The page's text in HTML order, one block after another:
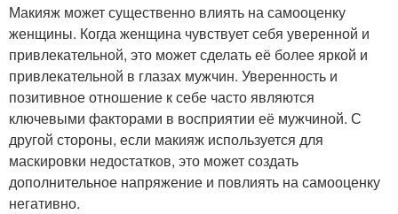
Макияж может существенно влиять на самооценку
женщины. Когда женщина чувствует себя уверенной и
привлекательной, это может сделать её более яркой и
привлекательной в глазах мужчин. Уверенность и
позитивное отношение к себе часто являются
ключевыми факторами в восприятии её мужчиной. С
другой стороны, если макияж используется для
маскировки недостатков, это может создать
дополнительное напряжение и повлиять на самооценку
негативно.